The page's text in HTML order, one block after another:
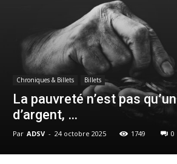
sans-
voix
Chroniques & Billets Billets
La pauvreté n’est pas
d’argent, …
Par ADSV - 24 octobre 2025 1749 0